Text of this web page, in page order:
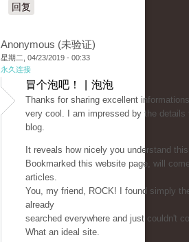
回复
Anonymous (未验证)
星期二, 04/23/2019 - 00:33
永久连接
冒个泡吧！ | 泡泡
Thanks for sharing excellent
very cool. I am impressed by the details
blog.
It reveals how nicely you understand
Bookmarked this website page, will
articles.
You, my friend, ROCK! I found simply
already
searched everywhere and just couldn't
What an ideal site.